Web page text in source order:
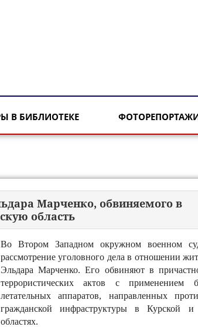
В БИБЛИОТЕКЕ
Марченко, обвиняемого в
область
Во Втором Западном окружном военном
рассмотрение уголовного дела в отношении
Эльдара Марченко. Его обвиняют в
террористических актов с применением
летательных аппаратов, направленных
гражданской инфраструктуры в Курской и
областях.